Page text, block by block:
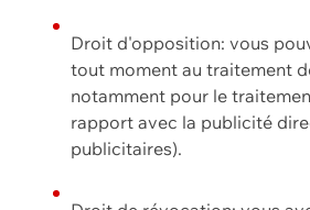
Droit d'opposition: vous
tout moment au traitement
notamment pour le
rapport avec la publicité
publicitaires).